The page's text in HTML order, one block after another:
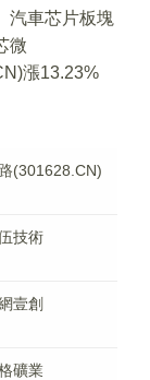
汽車芯片板塊
微
漲13.23%
(301628.CN)
技術
壹創
礦業